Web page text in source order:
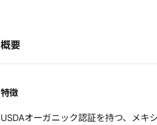
概要
特徴
USDAオーガニック認証を持つ、メキ